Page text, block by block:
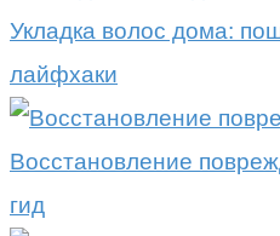
Укладка волос дома:
лайфхаки
Восстановление
гид